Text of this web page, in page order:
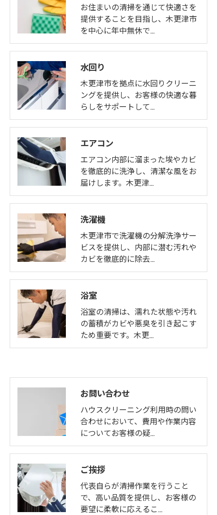
お住まいの清掃を通じて快適さを
提供することを目指し、木更津市
を中心に年中無休で…
水回り
木更津市を拠点に水回りクリーニ
ングを提供し、お客様の快適な暮
らしをサポートして…
エアコン
エアコン内部に溜まった埃やカビ
を徹底的に洗浄し、清潔な風をお
届けします。木更津…
洗濯機
木更津市で洗濯機の分解洗浄サー
ビスを提供し、内部に潜む汚れや
カビを徹底的に除去…
浴室
浴室の清掃は、濡れた状態や汚れ
の蓄積がカビや悪臭を引き起こす
ため重要です。木更…
お問い合わせ
ハウスクリーニング利用時の問い
合わせにおいて、費用や作業内容
についてお客様の疑…
ご挨拶
代表自らが清掃作業を行うこと
で、高い品質を提供し、お客様の
要望に柔軟に応えるこ…